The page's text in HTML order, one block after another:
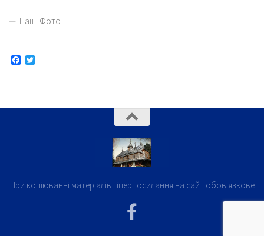
Наші Фото
Facebook
При копіюванні матеріалів гіперпосилання на сайт обов'язкове